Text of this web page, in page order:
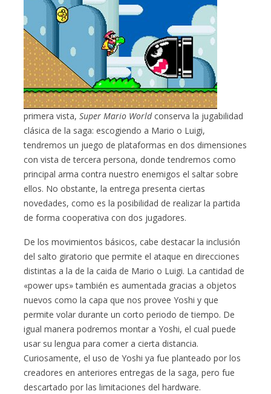
primera vista,Super Mario Worldconserva la jugabilidad
clásica de la saga: escogiendo a Mario o Luigi,
tendremos un juego de plataformas en dos dimensiones
con vista de tercera persona, donde tendremos como
principal arma contra nuestro enemigos el saltar sobre
ellos. No obstante, la entrega presenta ciertas
novedades, como es la posibilidad de realizar la partida
de forma cooperativa con dos jugadores.
De los movimientos básicos, cabe destacar la inclusión
del salto giratorio que permite el ataque en direcciones
distintas a la de la caida de Mario o Luigi. La cantidad de
«power ups» también es aumentada gracias a objetos
nuevos como la capa que nos provee Yoshi y que
permite volar durante un corto periodo de tiempo. De
igual manera podremos montar a Yoshi, el cual puede
usar su lengua para comer a cierta distancia.
Curiosamente, el uso de Yoshi ya fue planteado por los
creadores en anteriores entregas de la saga, pero fue
descartado por las limitaciones del hardware.